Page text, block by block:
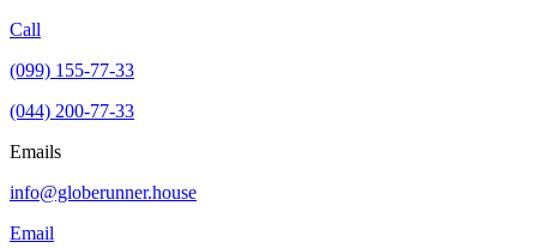
Call
(099) 155-77-33
(044) 200-77-33
Emails
info@globerunner.house
Email